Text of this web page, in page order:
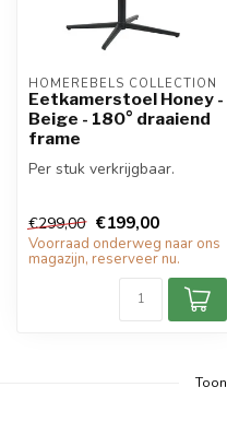
HOMEREBELS COLLECTION
Eetkamerstoel Honey -
Beige - 180° draaiend
frame
Per stuk verkrijgbaar.
€299,00 €199,00
Voorraad onderweg naar ons
magazijn, reserveer nu.
Toon